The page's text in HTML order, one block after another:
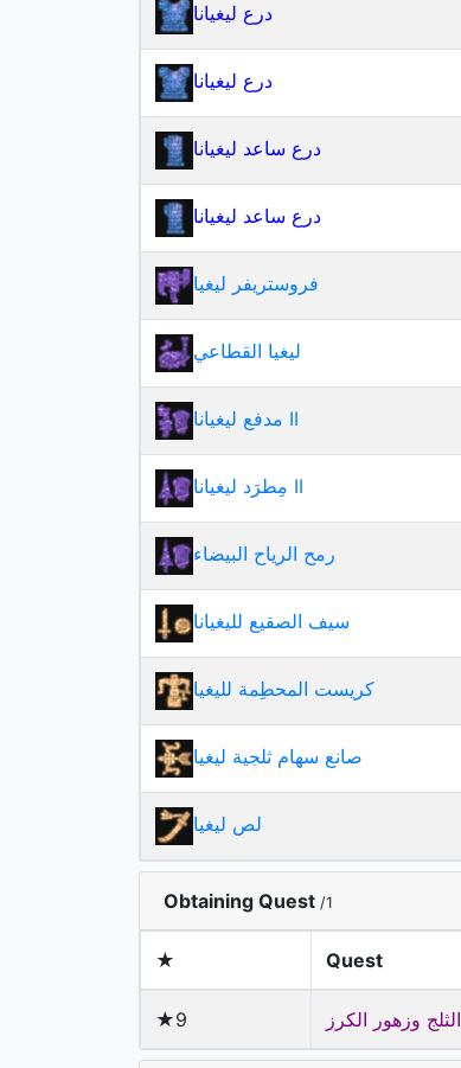
درع ليغيانا
درع ليغيانا
درع ساعد ليغيانا
درع ساعد ليغيانا
فروستريفر ليغيا
ليغيا القطاعي
مدفع ليغيانا II
مِطرَد ليغيانا II
رمح الرياح البيضاء
سيف الصقيع لليغيانا
كريست المحطِمة لليغيا
صانع سهام ثلجية ليغيا
لص ليغيا
Obtaining Quest /1
★ Quest
★9 الثلج وزهور الكرز